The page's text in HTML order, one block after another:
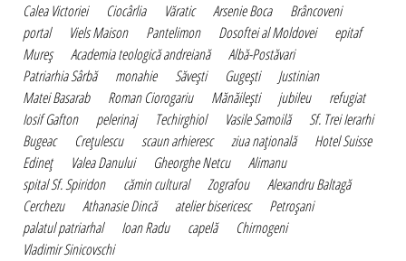
Calea Victoriei Ciocârlia Văratic Arsenie Boca
Brâncoveni
portal
Viels Maison Pantelimon Dosoftei al Moldovei
epitaf
Mureş
Academia teologică andreiană
Albă-Postăvari
Patriarhia Sârbă
monahie Săveşti Gugeşti
Justinian
Matei Basarab
Roman Ciorogariu Mănăileşti jubileu
refugiat
Iosif Gafton
pelerinaj Techirghiol Vasile Samoilă
Sf. Trei Ierarhi
Bugeac
Creţulescu scaun arhieresc ziua naţională
Hotel Suisse
Edineţ
Valea Danului Gheorghe Netcu
Alimanu
spital Sf. Spiridon
cămin cultural Zografou
Alexandru Baltagă
Cerchezu
Athanasie Dincă atelier bisericesc
Petroşani
palatul patriarhal
Ioan Radu capelă
Chirnogeni
Vladimir Sinicovschi